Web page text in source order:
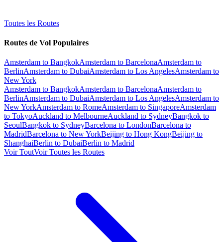
Toutes les Routes
Routes de Vol Populaires
Amsterdam to BangkokAmsterdam to BarcelonaAmsterdam to
BerlinAmsterdam to DubaiAmsterdam to Los AngelesAmsterdam to
New York
Amsterdam to BangkokAmsterdam to BarcelonaAmsterdam to
BerlinAmsterdam to DubaiAmsterdam to Los AngelesAmsterdam to
New YorkAmsterdam to RomeAmsterdam to SingaporeAmsterdam
to TokyoAuckland to MelbourneAuckland to SydneyBangkok to
SeoulBangkok to SydneyBarcelona to LondonBarcelona to
MadridBarcelona to New YorkBeijing to Hong KongBeijing to
ShanghaiBerlin to DubaiBerlin to Madrid
Voir ToutVoir Toutes les Routes